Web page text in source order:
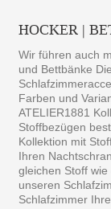
HOCKER |
Wir führen auch
und Bettbänke
Farben und
ATELIER1881
Stoffbezügen
Kollektion mit
Ihren
gleichen Stoff
unseren
Schlafzimmer